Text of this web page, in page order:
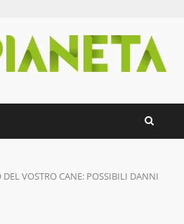
VOSTRO CANE: POSSIBILI DANNI